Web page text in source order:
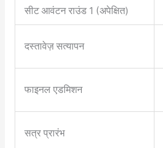
सीट आवंटन राउंड 1 (अपेक्षित)
दस्तावेज़ सत्यापन
फाइनल एडमिशन
सत्र प्रारंभ